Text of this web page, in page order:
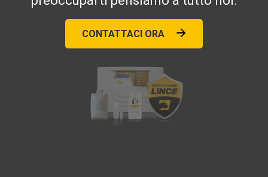
CONTATTACI ORA